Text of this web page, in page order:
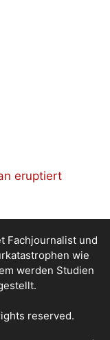
eruptiert
Fachjournalist und
wie
werden Studien
reserved.